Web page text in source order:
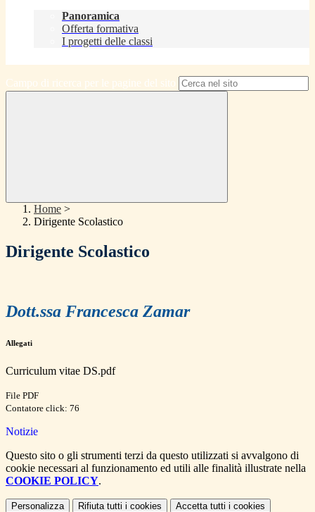
Panoramica
Offerta formativa
I progetti delle classi
Campo di ricerca per le pagine del sito
Home >
Dirigente Scolastico
Dirigente Scolastico
Dott.ssa Francesca Zamar
Allegati
Curriculum vitae DS.pdf
File PDF
Contatore click: 76
Notizie
Questo sito o gli strumenti terzi da questo utilizzati si avvalgono di
cookie necessari al funzionamento ed utili alle finalità illustrate nella
COOKIE POLICY.
Personalizza Rifiuta tutti i cookies Accetta tutti i cookies